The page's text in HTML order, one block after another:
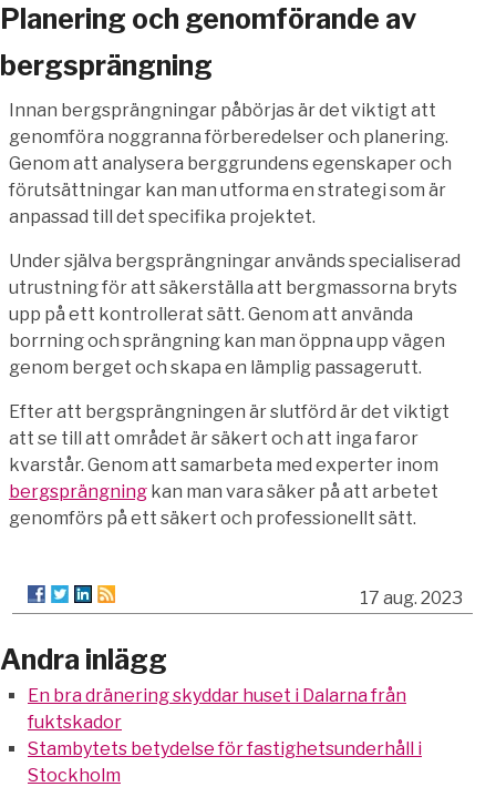
Planering och genomförande av
bergsprängning
Innan bergsprängningar påbörjas är det viktigt att
genomföra noggranna förberedelser och planering.
Genom att analysera berggrundens egenskaper och
förutsättningar kan man utforma en strategi som är
anpassad till det specifika projektet.
Under själva bergsprängningar används specialiserad
utrustning för att säkerställa att bergmassorna bryts
upp på ett kontrollerat sätt. Genom att använda
borrning och sprängning kan man öppna upp vägen
genom berget och skapa en lämplig passagerutt.
Efter att bergsprängningen är slutförd är det viktigt
att se till att området är säkert och att inga faror
kvarstår. Genom att samarbeta med experter inom
bergsprängning kan man vara säker på att arbetet
genomförs på ett säkert och professionellt sätt.
17 aug. 2023
Andra inlägg
En bra dränering skyddar huset i Dalarna från
fuktskador
Stambytets betydelse för fastighetsunderhåll i
Stockholm